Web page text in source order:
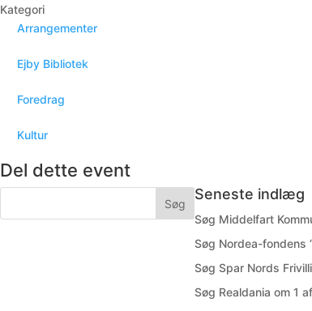
Kategori
Arrangementer
Ejby Bibliotek
Foredrag
Kultur
Del dette event
Seneste indlæg
Søg Middelfart
Søg Nordea-fondens
Søg Spar Nords
Søg Realdania om 1